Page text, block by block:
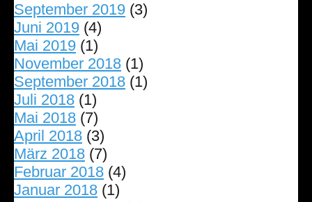
September 2019 (3)
Juni 2019 (4)
Mai 2019 (1)
November 2018 (1)
September 2018 (1)
Juli 2018 (1)
Mai 2018 (7)
April 2018 (3)
März 2018 (7)
Februar 2018 (4)
Januar 2018 (1)